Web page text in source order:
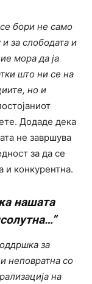
бори не само
и за слободата и
мора да ја
што ни се на
но и
Додаде дека
не завршува
за да се
и конкурентна.
нашата
за
неповратна со
на